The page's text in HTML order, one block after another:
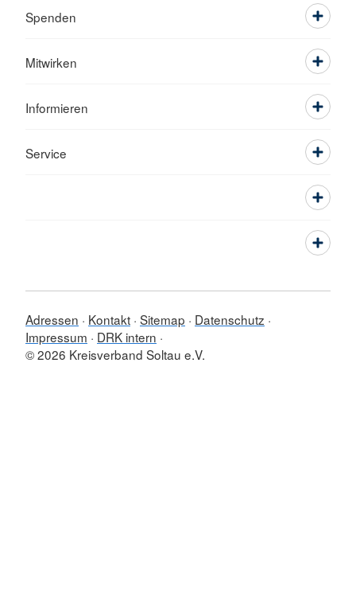
Spenden
Mitwirken
Informieren
Service
Adressen Kontakt Sitemap
Datenschutz
Impressum
DRK intern
© 2026 Kreisverband Soltau e.V.